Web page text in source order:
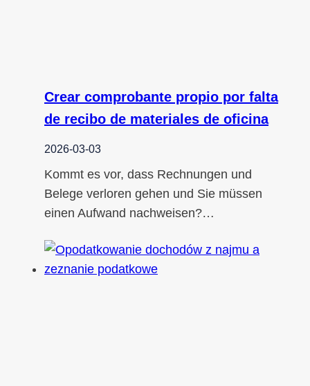
Crear comprobante propio por falta
de recibo de materiales de oficina
2026-03-03
Kommt es vor, dass Rechnungen und
Belege verloren gehen und Sie müssen
einen Aufwand nachweisen?…